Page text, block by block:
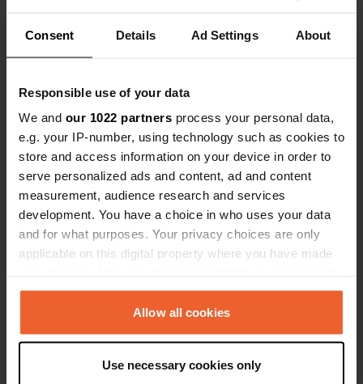
Consent Details Ad Settings About
Responsible use of your data
We and our 1022 partners process your personal data,
e.g. your IP-number, using technology such as cookies to
store and access information on your device in order to
serve personalized ads and content, ad and content
measurement, audience research and services
development. You have a choice in who uses your data
and for what purposes. Your privacy choices are only
applicable on this digital property where you have made
any time from the Cookie Declaration or by clicking on
the Privacy trigger icon.
Collect information about your geographical location
Allow all cookies
Use necessary cookies only
Een camping met heel veel vaste
tenten/caravans die er helemaal verloederd uit
zien. Toen we toe kwamen zei de eigenaar ook
dat wij een plek zonder elektriciteit besteld